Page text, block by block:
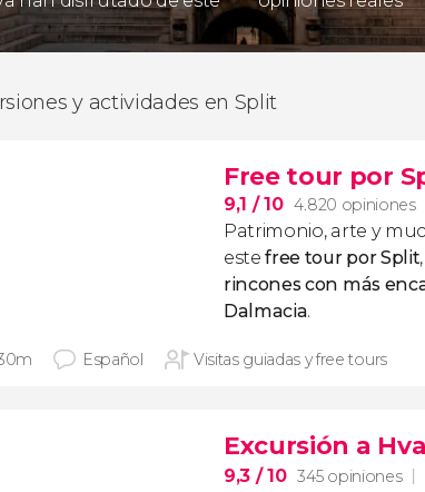
y actividades en Split
Free tour por
9,1 / 10 4.820 opiniones
Patrimonio, arte y
estefree tour por Split
rincones con más
Dalmacia.
Español Visitas guiadas y free tours
Excursión a
9,3 / 10 345 opiniones